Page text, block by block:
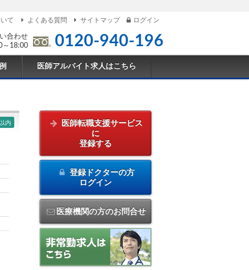
合わせ
～18:00
0120-940-196
て よくある質問 サイトマップ ログイン
医師アルバイト求人はこちら
内
医師転職支援サービス
に
登録する
登録ドクターの方
ログイン
医療機関の方のお問合せ